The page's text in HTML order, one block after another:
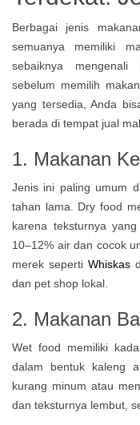
Berbagai jenis
semuanya memiliki
sebaiknya mengenali
sebelum memilih
yang tersedia, Anda
berada di tempat jual
1. Makanan
Jenis ini paling umum
tahan lama. Dry food
karena teksturnya
10–12% air dan cocok
merek seperti Whiskas
dan pet shop lokal.
2. Makanan
Wet food memiliki
dalam bentuk kaleng
kurang minum atau
dan teksturnya lembut,